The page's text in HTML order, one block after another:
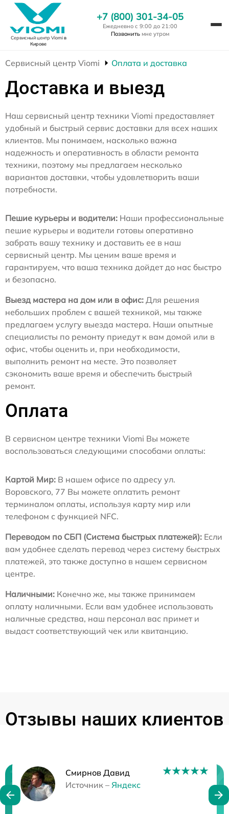
Сервисный центр Viomiв
Кирове
+7 (800) 301-34-05
Ежедневно с 9:00 до 21:00
Позвонить мне утром
Сервисный центр Viomi Оплата и доставка
Доставка и выезд
Наш сервисный центр техники Viomi предоставляет
удобный и быстрый сервис доставки для всех наших
клиентов. Мы понимаем, насколько важна
надежность и оперативность в области ремонта
техники, поэтому мы предлагаем несколько
вариантов доставки, чтобы удовлетворить ваши
потребности.
Пешие курьеры и водители: Наши профессиональные
пешие курьеры и водители готовы оперативно
забрать вашу технику и доставить ее в наш
сервисный центр. Мы ценим ваше время и
гарантируем, что ваша техника дойдет до нас быстро
и безопасно.
Выезд мастера на дом или в офис: Для решения
небольших проблем с вашей техникой, мы также
предлагаем услугу выезда мастера. Наши опытные
специалисты по ремонту приедут к вам домой или в
офис, чтобы оценить и, при необходимости,
выполнить ремонт на месте. Это позволяет
сэкономить ваше время и обеспечить быстрый
ремонт.
Оплата
В сервисном центре техники Viomi Вы можете
воспользоваться следующими способами оплаты:
Картой Мир: В нашем офисе по адресу ул.
Воровского, 77 Вы можете оплатить ремонт
терминалом оплаты, используя карту мир или
телефоном с функцией NFC.
Переводом по СБП (Система быстрых платежей): Если
вам удобнее сделать перевод через систему быстрых
платежей, это также доступно в нашем сервисном
центре.
Наличными: Конечно же, мы также принимаем
оплату наличными. Если вам удобнее использовать
наличные средства, наш персонал вас примет и
выдаст соответствующий чек или квитанцию.
Отзывы наших клиентов
Смирнов Давид
Источник – Яндекс
Нужна консультация?